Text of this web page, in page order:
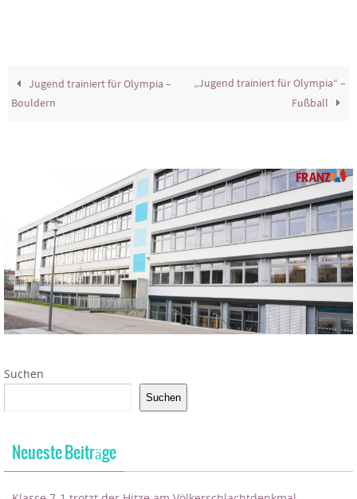
Jugend trainiert für Olympia –
Bouldern
„Jugend trainiert für Olympia“ –
Fußball
Suchen
Suchen
Neueste Beiträge